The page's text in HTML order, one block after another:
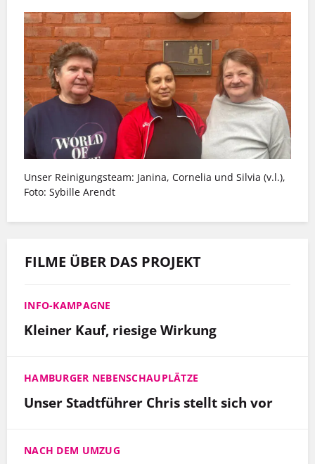
Unser Reinigungsteam: Janina, Cornelia und Silvia (v.l.),
Foto: Sybille Arendt
FILME ÜBER DAS PROJEKT
INFO-KAMPAGNE
Kleiner Kauf, riesige Wirkung
HAMBURGER NEBENSCHAUPLÄTZE
Unser Stadtführer Chris stellt sich vor
NACH DEM UMZUG